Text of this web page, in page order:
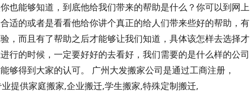
也能够知道，到底他给我们带来的帮助是什么？你可以到网上
适的或者是看看他给你讲个真正的给人们带来些好的帮助，有
，而且有了帮助之后才能够让我们知道，具体该怎样去选择才
行的时候，一定要好好的去看好，我们需要的是什么样的公司
够得到大家的认可。 广州大发搬家公司是通过工商注册，
提供家庭搬家,企业搬迁,学生搬家,特殊定制搬迁,